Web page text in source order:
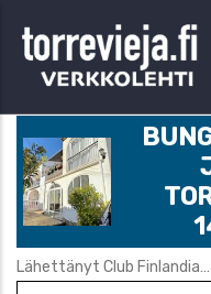
Lähettänyt Club Finlandia…